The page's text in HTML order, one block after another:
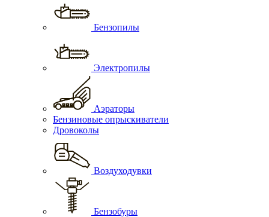
Бензопилы
Электропилы
Аэраторы
Бензиновые опрыскиватели
Дровоколы
Воздуходувки
Бензобуры